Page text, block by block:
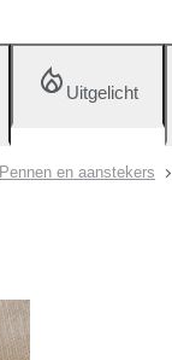
Uitgelicht
Pennen en aanstekers